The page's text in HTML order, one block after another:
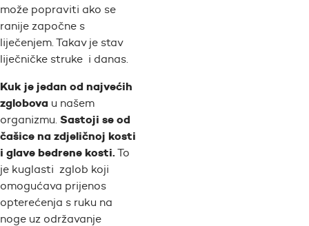
može popraviti ako se
ranije započne s
liječenjem. Takav je stav
liječničke struke i danas.
Kuk je jedan od najvećih
zglobova u našem
organizmu. Sastoji se od
čašice na zdjeličnoj kosti
i glave bedrene kosti.To
je kuglasti zglob koji
omogućava prijenos
opterećenja s ruku na
noge uz održavanje